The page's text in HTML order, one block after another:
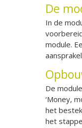
De
In de
module.
De
‘Money,
het
het